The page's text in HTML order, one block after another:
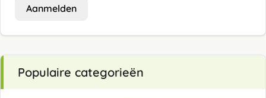
Aanmelden
Populaire categorieën